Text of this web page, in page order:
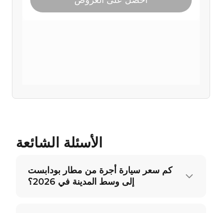
الأسئلة الشائعة
كم سعر سيارة أجرة من مطار بودابست
إلى وسط المدينة في 2026؟